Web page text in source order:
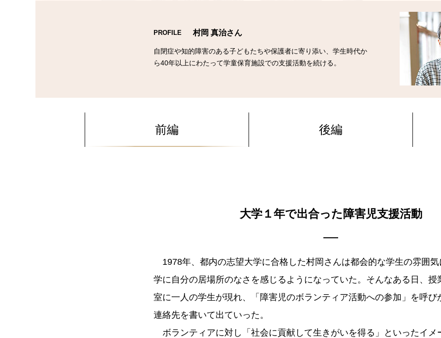
PROFILE 村岡 真治さん
自閉症や知的障害のある子どもたちや保護者に寄り添い、学生時代か
ら40年以上にわたって学童保育施設での支援活動を続ける。
前編 後編
大学１年で出合った 障害児支援活動
1978年、都内の志望大学に合格した村岡さんは都会的な学生の雰囲
学に自分の居場所のなさを感じるようになっていた。そんなある日、授
室に一人の学生が現れ、「障害児のボランティア活動への参加」を呼び
連絡先を書いて出ていった。
ボランティアに対し「社会に貢献して生きがいを得る」といったイメ